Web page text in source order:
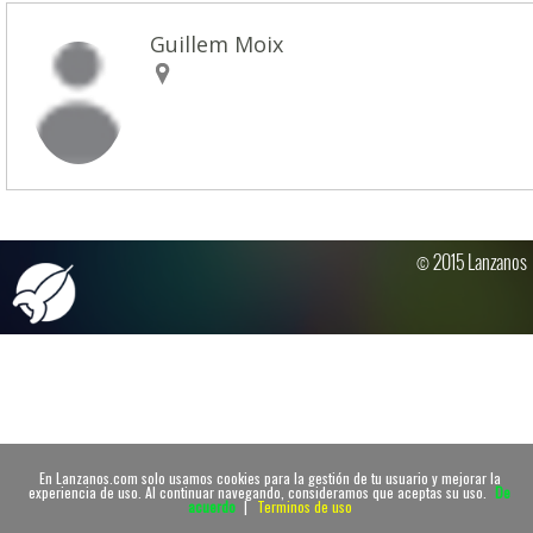
En Lanzanos.com solo usamos cookies para la gestión de tu usuario y mejorar la
experiencia de uso. Al continuar navegando, consideramos que aceptas su uso. De
acuerdo | Terminos de uso
Guillem Moix
© 2015 Lanzanos